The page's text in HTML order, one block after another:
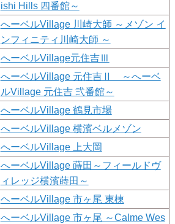
ishi Hills 四番館～
へーベルVillage 川崎大師 ～メゾン イ
ンフィニティ川崎大師 ～
へーベルVillage元住吉Ⅲ
へーベルVillage 元住吉Ⅱ ～へーベ
ルVillage 元住吉 弐番館～
へーベルVillage 鶴見市場
へーベルVillage 横濱ベルメゾン
へーベルVillage 上大岡
へーベルVillage 蒔田～フィールドヴ
ィレッジ横濱蒔田～
ヘーベルVillage 市ヶ尾 東棟
へーベルVillage 市ヶ尾 ～Calme Wes